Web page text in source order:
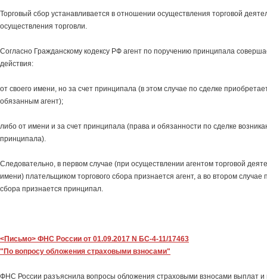
Торговый сбор устанавливается в отношении осуществления торговой
осуществления торговли.
Согласно Гражданскому кодексу РФ агент по поручению принципала
действия:
от своего имени, но за счет принципала (в этом случае по сделке
обязанным агент);
либо от имени и за счет принципала (права и обязанности по сделке
принципала).
Следовательно, в первом случае (при осуществлении агентом торговой
имени) плательщиком торгового сбора признается агент, а во втором случае
сбора признается принципал.
<Письмо> ФНС России от 01.09.2017 N БС-4-11/17463
"По вопросу обложения страховыми взносами"
ФНС России разъяснила вопросы обложения страховыми взносами выплат и